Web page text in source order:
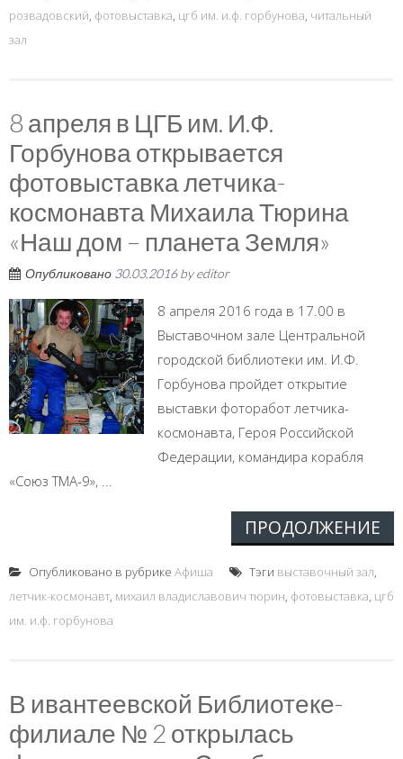
розвадовский, фотовыставка, цгб им. и.ф. горбунова, читальный
зал
8 апреля в ЦГБ им. И.Ф.
Горбунова открывается
фотовыставка летчика-
космонавта Михаила Тюрина
«Наш дом – планета Земля»
Опубликовано 30.03.2016byeditor
8 апреля 2016 года в 17.00 в
Выставочном зале Центральной
городской библиотеки им. И.Ф.
Горбунова пройдет открытие
выставки фоторабот летчика-
космонавта, Героя Российской
Федерации, командира корабля
«Союз ТМА-9», ...
ПРОДОЛЖЕНИЕ
Опубликовано в рубрике Афиша Тэги выставочный зал,
летчик-космонавт, михаил владиславович тюрин, фотовыставка, цгб
им. и.ф. горбунова
В ивантеевской Библиотеке-
филиале № 2 открылась